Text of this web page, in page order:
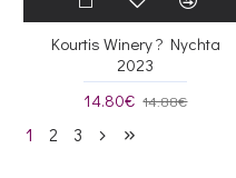
Kourtis Winery ? Nychta
2023
14.80€ 14.88€
1 2
3